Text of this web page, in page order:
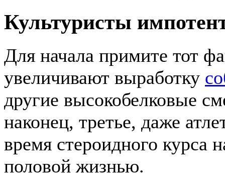
Культуристы
Для начала примите тот
увеличивают выработку
другие высокобелковые
наконец, третье, даже
время стероидного курса
половой жизнью.